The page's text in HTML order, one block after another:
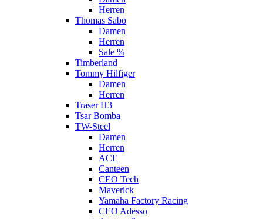
Herren
Thomas Sabo
Damen
Herren
Sale %
Timberland
Tommy Hilfiger
Damen
Herren
Traser H3
Tsar Bomba
TW-Steel
Damen
Herren
ACE
Canteen
CEO Tech
Maverick
Yamaha Factory Racing
CEO Adesso